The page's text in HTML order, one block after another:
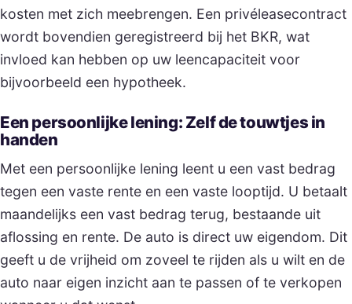
kosten met zich meebrengen. Een privéleasecontract
wordt bovendien geregistreerd bij het BKR, wat
invloed kan hebben op uw leencapaciteit voor
bijvoorbeeld een hypotheek.
Een persoonlijke lening: Zelf de touwtjes in
handen
Met een persoonlijke lening leent u een vast bedrag
tegen een vaste rente en een vaste looptijd. U betaalt
maandelijks een vast bedrag terug, bestaande uit
aflossing en rente. De auto is direct uw eigendom. Dit
geeft u de vrijheid om zoveel te rijden als u wilt en de
auto naar eigen inzicht aan te passen of te verkopen